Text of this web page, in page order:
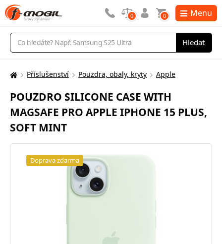
Vyhledávání
Hledat
0 0 Menu
Zde
nacházíte:
Příslušenství Pouzdra, obaly, kryty Apple
POUZDRO SILICONE CASE WITH
MAGSAFE PRO APPLE IPHONE 15 PLUS,
SOFT MINT
Doprava zdarma